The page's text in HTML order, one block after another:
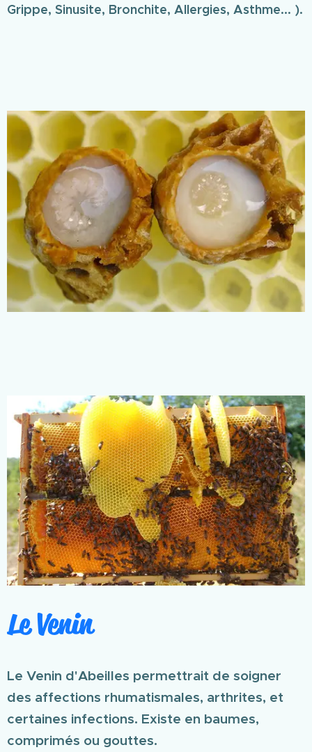
Grippe, Sinusite, Bronchite, Allergies, Asthme... ).
Le Venin
Le Venin d'Abeilles permettrait de soigner
des affections rhumatismales, arthrites, et
certaines infections. Existe en baumes,
comprimés ou gouttes.